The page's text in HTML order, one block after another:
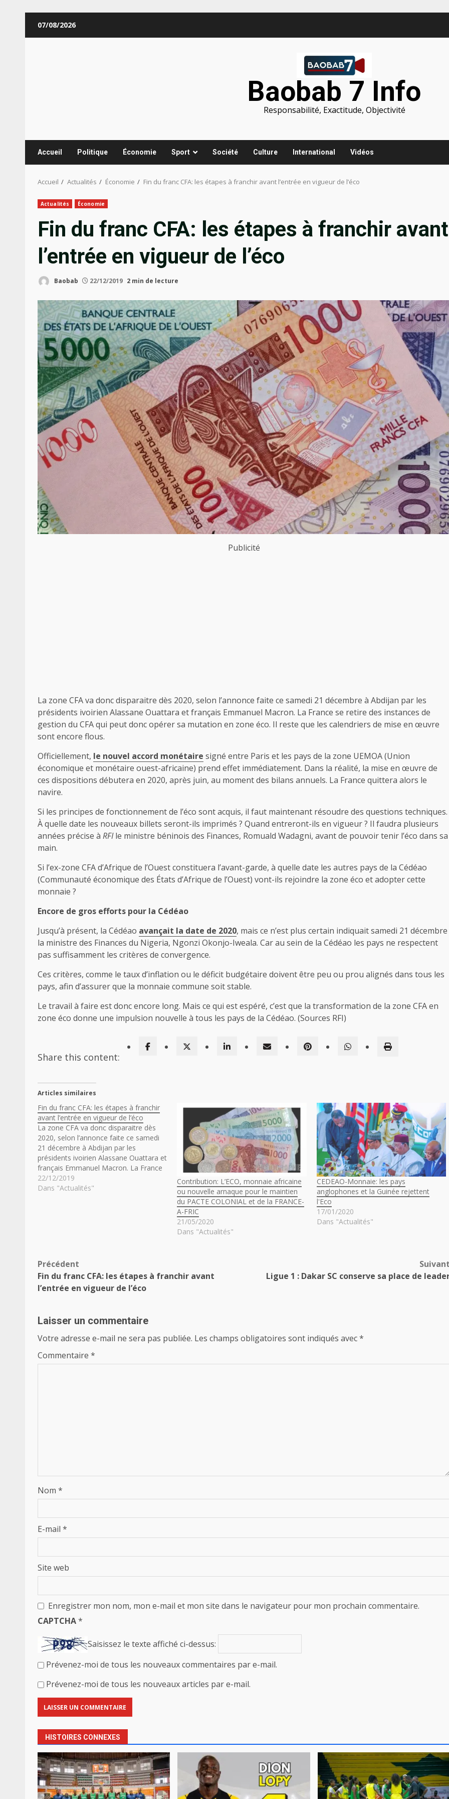
07/08/2026
Baobab 7 Info
Responsabilité, Exactitude, Objectivité
Accueil Politique Économie Sport Société Culture International Vidéos
Accueil Actualités Économie Fin du franc CFA: les étapes à franchir avant l’entrée en vigueur de l’éco
Actualités Économie
Fin du franc CFA: les étapes à franchir avant
l’entrée en vigueur de l’éco
Baobab 22/12/2019 2 min de lecture
Publicité
La zone CFA va donc disparaitre dès 2020, selon l’annonce faite ce samedi 21 décembre à Abdijan par les
présidents ivoirien Alassane Ouattara et français Emmanuel Macron. La France se retire des instances de
gestion du CFA qui peut donc opérer sa mutation en zone éco. Il reste que les calendriers de mise en œuvre
sont encore flous.
Officiellement, le nouvel accord monétaire signé entre Paris et les pays de la zone UEMOA (Union
économique et monétaire ouest-africaine) prend effet immédiatement. Dans la réalité, la mise en œuvre de
ces dispositions débutera en 2020, après juin, au moment des bilans annuels. La France quittera alors le
navire.
Si les principes de fonctionnement de l’éco sont acquis, il faut maintenant résoudre des questions techniques.
À quelle date les nouveaux billets seront-ils imprimés ? Quand entreront-ils en vigueur ? Il faudra plusieurs
années précise à RFIle ministre béninois des Finances, Romuald Wadagni, avant de pouvoir tenir l’éco dans sa
main.
Si l’ex-zone CFA d’Afrique de l’Ouest constituera l’avant-garde, à quelle date les autres pays de la Cédéao
(Communauté économique des États d’Afrique de l’Ouest) vont-ils rejoindre la zone éco et adopter cette
monnaie ?
Encore de gros efforts pour la Cédéao
Jusqu’à présent, la Cédéao avançait la date de 2020, mais ce n’est plus certain indiquait samedi 21 décembre
la ministre des Finances du Nigeria, Ngonzi Okonjo-Iweala. Car au sein de la Cédéao les pays ne respectent
pas suffisamment les critères de convergence.
Ces critères, comme le taux d’inflation ou le déficit budgétaire doivent être peu ou prou alignés dans tous les
pays, afin d’assurer que la monnaie commune soit stable.
Le travail à faire est donc encore long. Mais ce qui est espéré, c’est que la transformation de la zone CFA en
zone éco donne une impulsion nouvelle à tous les pays de la Cédéao. (Sources RFI)
Share this content:
Articles similaires
Fin du franc CFA: les étapes à franchir
avant l’entrée en vigueur de l’éco
La zone CFA va donc disparaitre dès
2020, selon l’annonce faite ce samedi
21 décembre à Abdijan par les
présidents ivoirien Alassane Ouattara et
français Emmanuel Macron. La France
se retire des instances de gestion du
CFA qui peut donc opérer sa mutation
22/12/2019
Dans "Actualités"
Contribution: L’ECO, monnaie africaine
ou nouvelle arnaque pour le maintien
du PACTE COLONIAL et de la FRANCE-
A-FRIC
21/05/2020
Dans "Actualités"
CEDEAO-Monnaie: les pays
anglophones et la Guinée rejettent
l'Eco
17/01/2020
Dans "Actualités"
Navigation
d’article
Précédent
Fin du franc CFA: les étapes à franchir avant
l’entrée en vigueur de l’éco
Ligue 1 : Dakar SC conserve sa place de
Laisser un commentaire
Votre adresse e-mail ne sera pas publiée. Les champs obligatoires sont indiqués avec*
Commentaire *
Nom *
E-mail *
Site web
Enregistrer mon nom, mon e-mail et mon site dans le navigateur pour mon prochain commentaire.
CAPTCHA*
Saisissez le texte affiché ci-dessus:
Prévenez-moi de tous les nouveaux commentaires par e-mail.
Prévenez-moi de tous les nouveaux articles par e-mail.
HISTOIRES CONNEXES